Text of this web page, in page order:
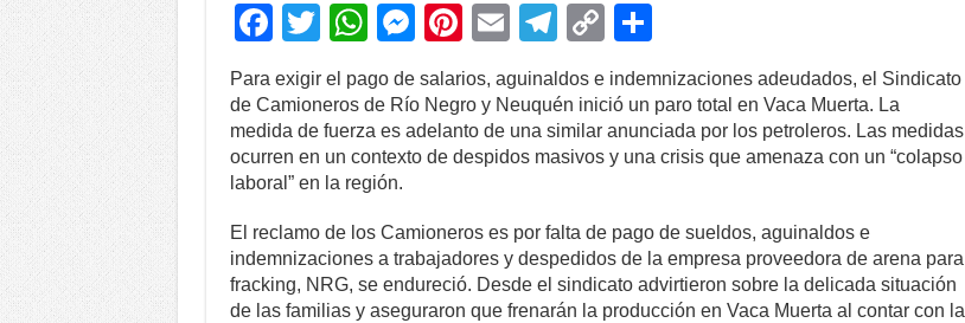
F
c
e
b
o
k
T
wi
tt
er
W
at
s
A
p
M
ss
e
n
er
Pi
nt
er
e
st
E
m
ail
T
el
e
gr
a
C
o
p
y
Li
k
ar
e
Para exigir el pago de salarios, aguinaldos e indemnizaciones adeudados, el Sindicato
de Camioneros de Río Negro y Neuquén inició un paro total en Vaca Muerta. La
medida de fuerza es adelanto de una similar anunciada por los petroleros. Las medidas
ocurren en un contexto de despidos masivos y una crisis que amenaza con un “colapso
laboral” en la región.
El reclamo de los Camioneros es por falta de pago de sueldos, aguinaldos e
indemnizaciones a trabajadores y despedidos de la empresa proveedora de arena para
fracking, NRG, se endureció. Desde el sindicato advirtieron sobre la delicada situación
de las familias y aseguraron que frenarán la producción en Vaca Muerta al contar con la